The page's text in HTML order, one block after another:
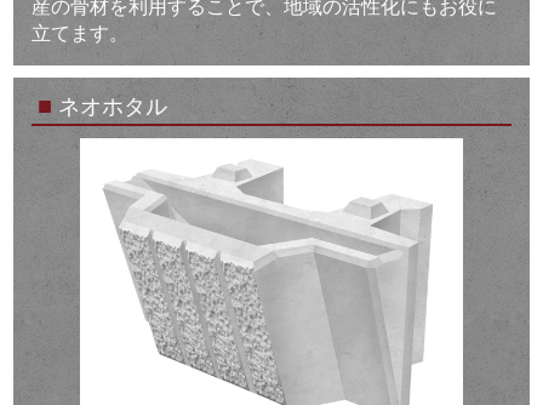
産の骨材を利用することで、地域の活性化にもお役に
立てます。
■ ネオホタル